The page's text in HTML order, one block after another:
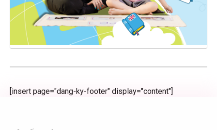
[insert page="dang-ky-footer" display="content"]